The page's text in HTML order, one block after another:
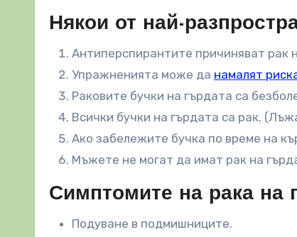
Някои от най-
Антиперспирантите причиняват рак
Упражненията може да намалят
Раковите бучки на гърдата са
Всички бучки на гърдата са рак.
Ако забележите бучка по време на
Мъжете не могат да имат рак на
Симптомите на рака на
Подуване в подмишниците.